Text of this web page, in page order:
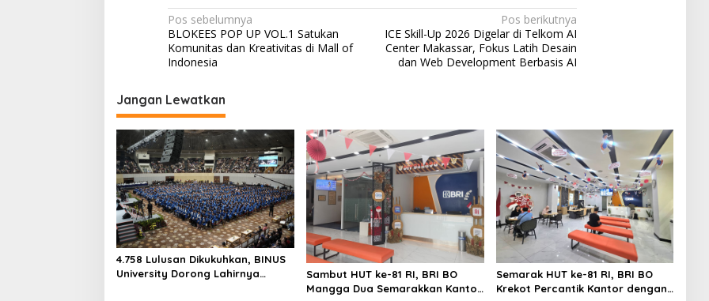
N
a
v
i
g
a
s
i
p
o
s
Pos sebelumnya
BLOKEES POP UP VOL.1 Satukan
Komunitas dan Kreativitas di Mall of
Indonesia
Pos berikutnya
ICE Skill-Up 2026 Digelar di Telkom AI
Center Makassar, Fokus Latih Desain
dan Web Development Berbasis AI
Jangan Lewatkan
4.758 Lulusan Dikukuhkan, BINUS
University Dorong Lahirnya
Sambut HUT ke-81 RI, BRI BO
Mangga Dua Semarakkan Kantor
Semarak HUT ke-81 RI, BRI BO
Krekot Percantik Kantor dengan